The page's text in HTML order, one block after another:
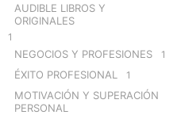
AUDIBLE LIBROS Y
ORIGINALES
1
NEGOCIOS Y PROFESIONES 1
ÉXITO PROFESIONAL 1
MOTIVACIÓN Y SUPERACIÓN
PERSONAL